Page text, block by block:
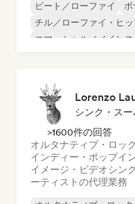
ビート／ローファイ
ボ
チル／ローファイ・ヒ
コマーシャル／メインス
Lorenzo
シンク・ス
>1600件の回答
オルタナティブ・ロック
インディー・ポップイ
イメージ・ビデオシン
ーティストの代理業務